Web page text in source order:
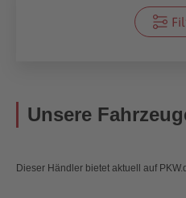
Unsere
Dieser Händler bietet aktuell auf